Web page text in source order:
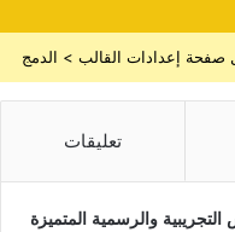
تعليقات
والرسمية المتميزة